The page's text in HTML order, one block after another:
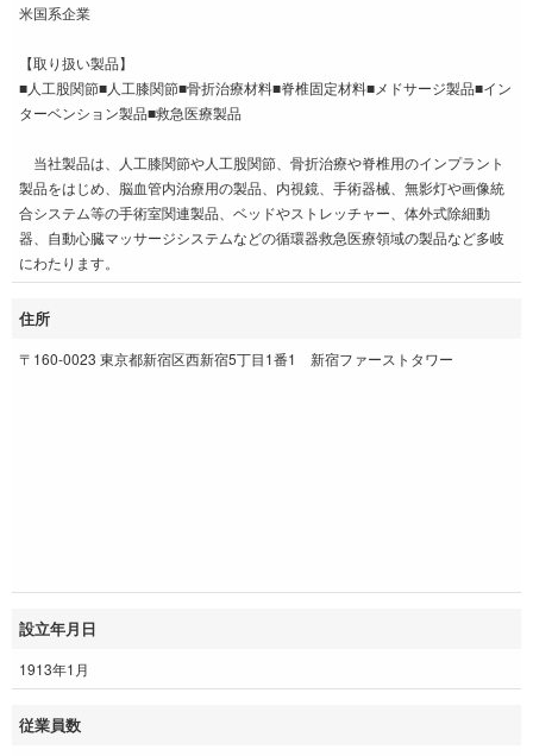
米国系企業
【取り扱い製品】
■人工股関節■人工膝関節■骨折治療材料■脊椎固定材料■メドサージ製品■イン
ターベンション製品■救急医療製品
当社製品は、人工膝関節や人工股関節、骨折治療や脊椎用のインプラント
製品をはじめ、脳血管内治療用の製品、内視鏡、手術器械、無影灯や画像統
合システム等の手術室関連製品、ベッドやストレッチャー、体外式除細動
器、自動心臓マッサージシステムなどの循環器救急医療領域の製品など多岐
にわたります。
住所
〒160-0023 東京都新宿区西新宿5丁目1番1 新宿ファーストタワー
設立年月日
1913年1月
従業員数